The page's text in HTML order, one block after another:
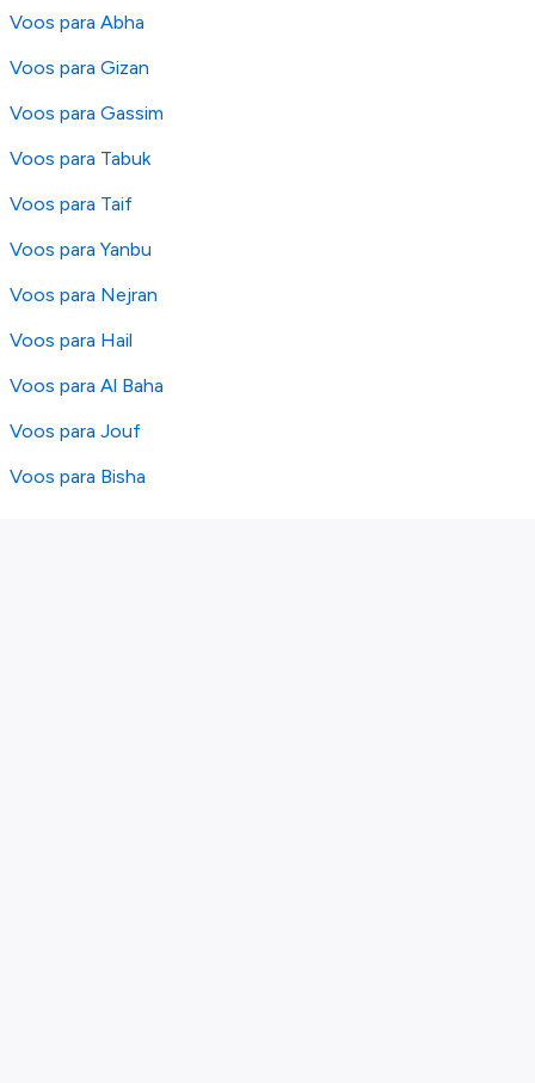
Voos para Abha
Voos para Gizan
Voos para Gassim
Voos para Tabuk
Voos para Taif
Voos para Yanbu
Voos para Nejran
Voos para Hail
Voos para Al Baha
Voos para Jouf
Voos para Bisha